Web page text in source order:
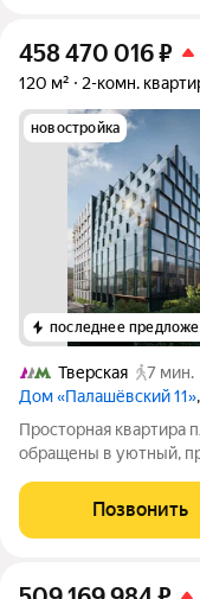
458 470 016₽
120 м² 2-комн.
новостройка
последнее
Тверская
7 мин.
Дом «Палашёвский 11»
Просторная квартира
обращены в уютный,
атмосфера уединения
планировка позволяет
Позвонить